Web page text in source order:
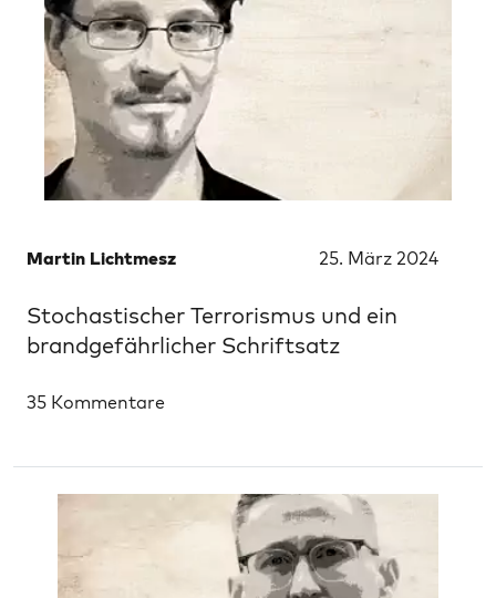
Martin Lichtmesz 25. März 2024
Stochastischer Terrorismus und ein
brandgefährlicher Schriftsatz
35 Kommentare